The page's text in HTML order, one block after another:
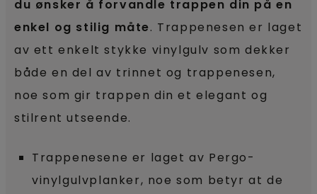
du ønsker å forvandle trappen din på en
enkel og stilig måte. Trappenesen er laget
av ett enkelt stykke vinylgulv som dekker
både en del av trinnet og trappenesen,
noe som gir trappen din et elegant og
stilrent utseende.
Trappenesene er laget av Pergo-
vinylgulvplanker, noe som betyr at de